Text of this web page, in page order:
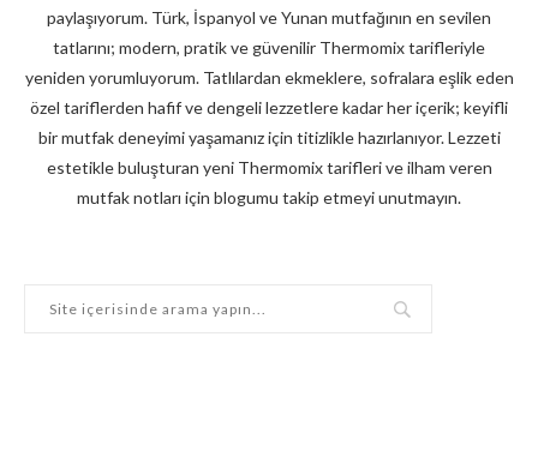
paylaşıyorum. Türk, İspanyol ve Yunan mutfağının en sevilen
tatlarını; modern, pratik ve güvenilir Thermomix tarifleriyle
yeniden yorumluyorum. Tatlılardan ekmeklere, sofralara eşlik eden
özel tariflerden hafif ve dengeli lezzetlere kadar her içerik; keyifli
bir mutfak deneyimi yaşamanız için titizlikle hazırlanıyor. Lezzeti
estetikle buluşturan yeni Thermomix tarifleri ve ilham veren
mutfak notları için blogumu takip etmeyi unutmayın.